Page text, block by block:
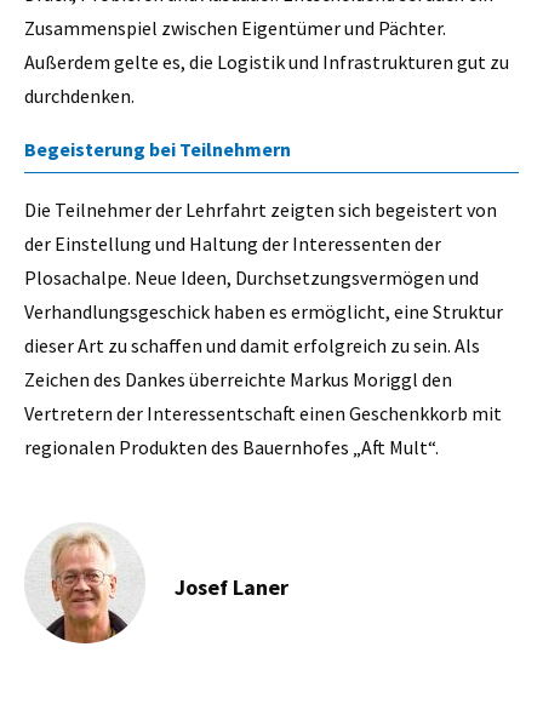
Zusammenspiel zwischen Eigentümer und Pächter.
Außerdem gelte es, die Logistik und Infrastrukturen gut zu
durchdenken.
Begeisterung bei Teilnehmern
Die Teilnehmer der Lehrfahrt zeigten sich begeistert von
der Einstellung und Haltung der Interessenten der
Plosachalpe. Neue Ideen, Durchsetzungsvermögen und
Verhandlungsgeschick haben es ermöglicht, eine Struktur
dieser Art zu schaffen und damit erfolgreich zu sein. Als
Zeichen des Dankes überreichte Markus Moriggl den
Vertretern der Interessentschaft einen Geschenkkorb mit
regionalen Produkten des Bauernhofes „Aft Mult“.
Josef Laner